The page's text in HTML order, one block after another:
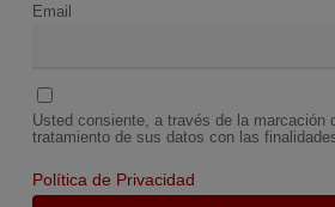
Email
Usted consiente, a través de la marcación
tratamiento de sus datos con las
Política de Privacidad